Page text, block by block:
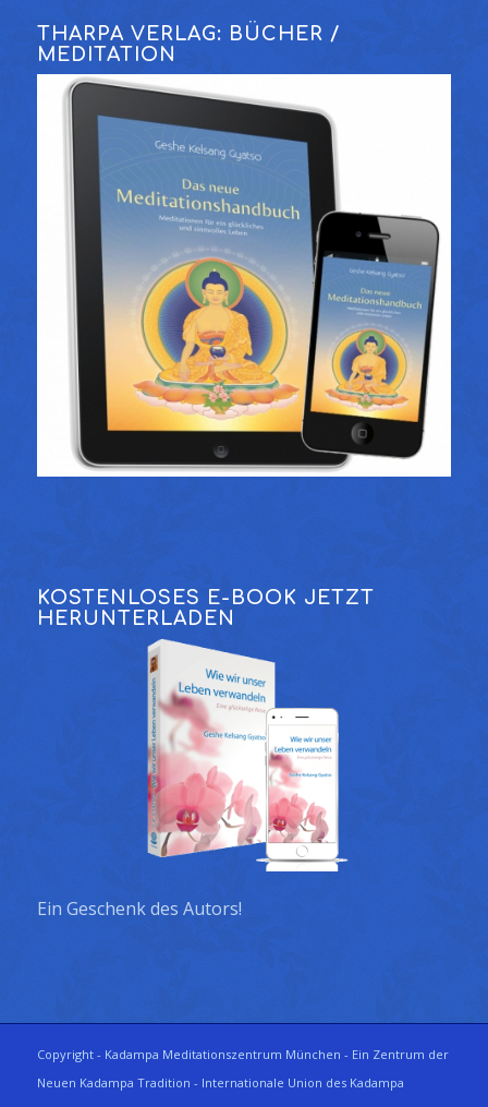
THARPA VERLAG: BÜCHER /
MEDITATION
KOSTENLOSES E-BOOK JETZT
HERUNTERLADEN
Ein Geschenk des Autors!
Copyright - Kadampa Meditationszentrum München - Ein Zentrum der
Neuen Kadampa Tradition - Internationale Union des Kadampa